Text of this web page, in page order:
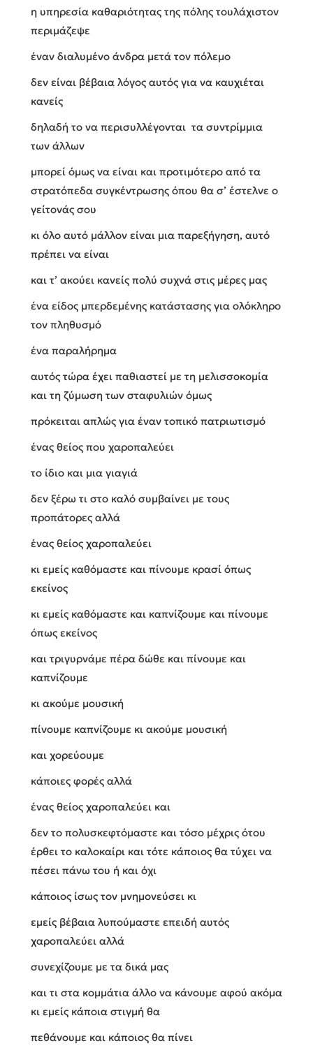
η υπηρεσία καθαριότητας της πόλης τουλάχιστον
περιμάζεψε
έναν διαλυμένο άνδρα μετά τον πόλεμο
δεν είναι βέβαια λόγος αυτός για να καυχιέται
κανείς
δηλαδή το να περισυλλέγονται τα συντρίμμια
των άλλων
μπορεί όμως να είναι και προτιμότερο από τα
στρατόπεδα συγκέντρωσης όπου θα σ’ έστελνε ο
γείτονάς σου
κι όλο αυτό μάλλον είναι μια παρεξήγηση, αυτό
πρέπει να είναι
και τ’ ακούει κανείς πολύ συχνά στις μέρες μας
ένα είδος μπερδεμένης κατάστασης για ολόκληρο
τον πληθυσμό
ένα παραλήρημα
αυτός τώρα έχει παθιαστεί με τη μελισσοκομία
και τη ζύμωση των σταφυλιών όμως
πρόκειται απλώς για έναν τοπικό πατριωτισμό
ένας θείος που χαροπαλεύει
το ίδιο και μια γιαγιά
δεν ξέρω τι στο καλό συμβαίνει με τους
προπάτορες αλλά
ένας θείος χαροπαλεύει
κι εμείς καθόμαστε και πίνουμε κρασί όπως
εκείνος
κι εμείς καθόμαστε και καπνίζουμε και πίνουμε
όπως εκείνος
και τριγυρνάμε πέρα δώθε και πίνουμε και
καπνίζουμε
κι ακούμε μουσική
πίνουμε καπνίζουμε κι ακούμε μουσική
και χορεύουμε
κάποιες φορές αλλά
ένας θείος χαροπαλεύει και
δεν το πολυσκεφτόμαστε και τόσο μέχρις ότου
έρθει το καλοκαίρι και τότε κάποιος θα τύχει να
πέσει πάνω του ή και όχι
κάποιος ίσως τον μνημονεύσει κι
εμείς βέβαια λυπούμαστε επειδή αυτός
χαροπαλεύει αλλά
συνεχίζουμε με τα δικά μας
και τι στα κομμάτια άλλο να κάνουμε αφού ακόμα
κι εμείς κάποια στιγμή θα
πεθάνουμε και κάποιος θα πίνει